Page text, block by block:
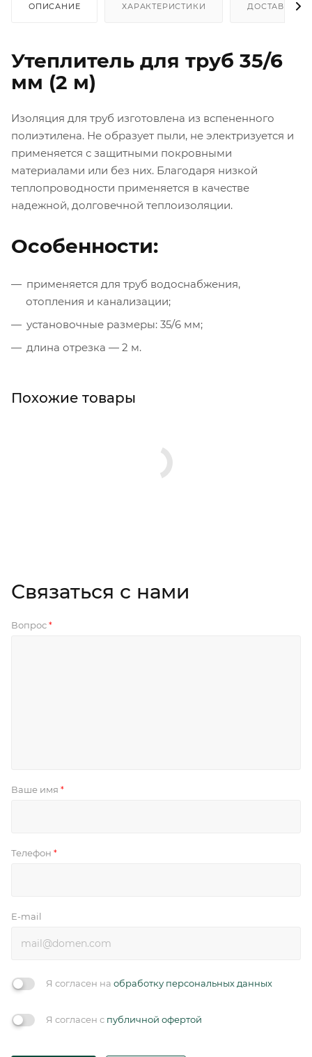
ОПИСАНИЕ ХАРАКТЕРИСТИКИ ДОСТАВКА
Утеплитель для труб 35/6
мм (2 м)
Изоляция для труб изготовлена из вспененного
полиэтилена. Не образует пыли, не электризуется и
применяется с защитными покровными
материалами или без них. Благодаря низкой
теплопроводности применяется в качестве
надежной, долговечной теплоизоляции.
Особенности:
применяется для труб водоснабжения,
отопления и канализации;
установочные размеры: 35/6 мм;
длина отрезка — 2 м.
Похожие товары
Связаться с нами
Вопрос *
Ваше имя *
Телефон *
E-mail
Я согласен на обработку персональных данных
Я согласен с публичной офертой